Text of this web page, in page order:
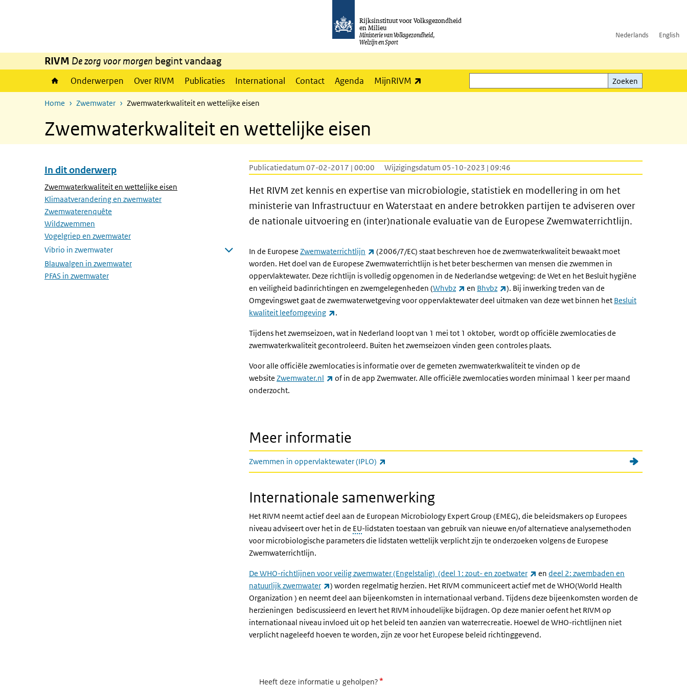
Rijksinstituut voor Volksgezondheid
en Milieu
Ministerie van Volksgezondheid,
Welzijn en Sport
Nederlands English
RIVM De zorg voor morgen begint vandaag
Onderwerpen Over RIVM Publicaties International Contact Agenda MijnRIVM
Zoeken
Zoeken
Home Zwemwater Zwemwaterkwaliteit en wettelijke eisen
Zwemwaterkwaliteit en wettelijke eisen
Overslaan menu In dit onderwerp
In dit onderwerp
Zwemwaterkwaliteit en wettelijke eisen
Klimaatverandering en zwemwater
Zwemwaterenquête
Wildzwemmen
Vogelgriep en zwemwater
Vibrio in zwemwater
Submenu openen
Blauwalgen in zwemwater
PFAS in zwemwater
Publicatiedatum 07-02-2017 | 00:00 Wijzigingsdatum 05-10-2023 | 09:46
Het RIVM​ zet kennis en expertise van microbiologie, statistiek en modellering in om het
ministerie van Infrastructuur en Waterstaat en andere betrokken partijen te adviseren over
de nationale uitvoering en (inter)nationale evaluatie van de Europese Zwemwaterrichtlijn.
In de Europese Zwemwaterrichtlijn (externe link)
(2006/7/EC) staat beschreven hoe de zwemwaterkwaliteit bewaakt moet
worden. Het doel van de Europese Zwemwaterrichtlijn is het beter beschermen van mensen die zwemmen in
oppervlaktewater. Deze richtlijn is volledig opgenomen in de Nederlandse wetgeving: de Wet en het Besluit hygiëne
en veiligheid badinrichtingen en zwemgelegenheden (Whvbz (externe link)
en Bhvbz (externe link)
). Bij inwerking treden van de
Omgevingswet gaat de zwemwaterwetgeving voor oppervlaktewater deel uitmaken van deze wet binnen het Besluit
kwaliteit leefomgeving
(externe link)
.
Tijdens het zwemseizoen, wat in Nederland loopt van 1 mei tot 1 oktober, wordt op officiële zwemlocaties de
zwemwaterkwaliteit gecontroleerd. Buiten het zwemseizoen vinden geen controles plaats.
Voor alle officiële zwemlocaties is informatie over de gemeten zwemwaterkwaliteit te vinden op de
website Zwemwater.nl (externe link)
of in de app Zwemwater. Alle officiële zwemlocaties worden minimaal 1 keer per maand
onderzocht.
Meer informatie
Zwemmen in oppervlaktewater (IPLO)
Internationale samenwerking
Het RIVM neemt actief deel aan de European Microbiology Expert Group (EMEG), die beleidsmakers op Europees
niveau adviseert over het in de EU-lidstaten toestaan van gebruik van nieuwe en/of alternatieve analysemethoden
voor microbiologische parameters die lidstaten wettelijk verplicht zijn te onderzoeken volgens de Europese
Zwemwaterrichtlijn.
De WHO-richtlijnen voor veilig zwemwater (Engelstalig) (deel 1: zout- en zoetwater (externe link)
endeel 2: zwembaden en
natuurlijk zwemwater
(externe link)
) worden regelmatig herzien. Het RIVM communiceert actief met de WHO(World Health
Organization ) en neemt deel aan bijeenkomsten in internationaal verband. Tijdens deze bijeenkomsten worden de
herzieningen bediscussieerd en levert het RIVM inhoudelijke bijdragen. Op deze manier oefent het RIVM op
internationaal niveau invloed uit op het beleid ten aanzien van waterrecreatie. Hoewel de WHO-richtlijnen niet
verplicht nageleefd hoeven te worden, zijn ze voor het Europese beleid richtinggevend.
Heeft deze informatie u geholpen?*